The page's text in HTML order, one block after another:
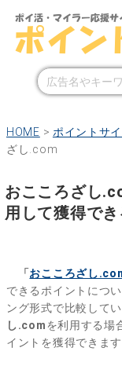
HOME > ポイントサ
ざし.com
おこころざし
用して獲得で
「 おこころざし
できるポイントにつ
ング形式で比較して
し.comを利用する場
イントを獲得できます